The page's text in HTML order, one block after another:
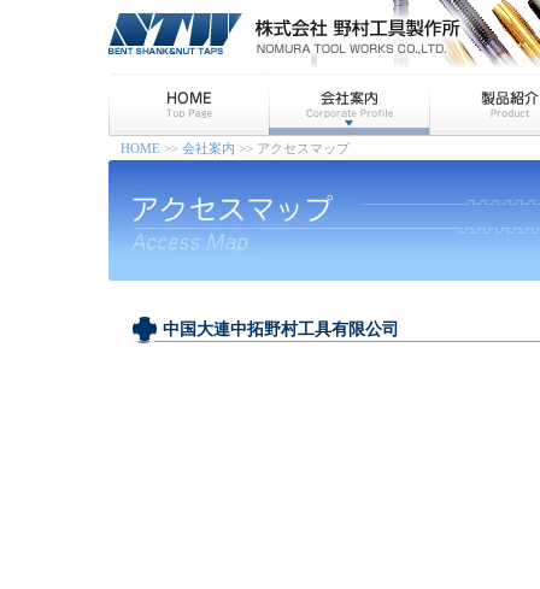
HOME >> 会社案内 >> アクセスマップ
中国大連中拓野村工具有限公司